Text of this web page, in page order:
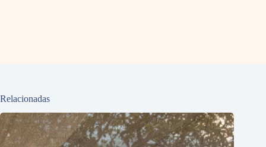
Relacionadas